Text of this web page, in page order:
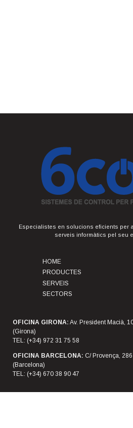
Especialistes en solucions eficients per
serveis informàtics pel seu
HOME
PRODUCTES
SERVEIS
SECTORS
OFICINA GIRONA: Av. President Macià,
(Girona)
TEL: (+34) 972 31 75 58
OFICINA BARCELONA: C/ Provença,
(Barcelona)
TEL: (+34) 670 38 90 47